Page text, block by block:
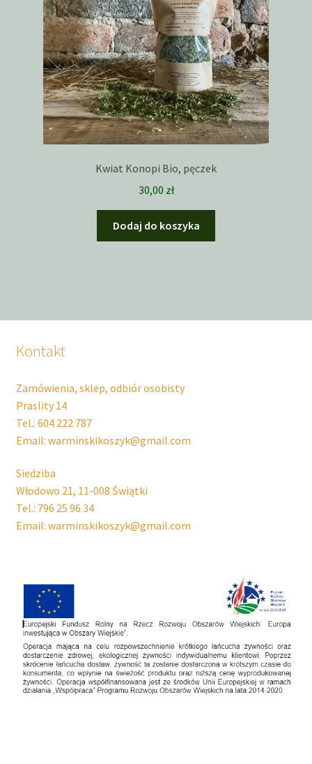
Kwiat Konopi Bio, pęczek
30,00 zł
Dodaj do koszyka
Kontakt
Zamówienia, sklep, odbiór osobisty
Praslity 14
Tel.: 604 222 787
Email: warminskikoszyk@gmail.com
Siedziba
Włodowo 21, 11-008 Świątki
Tel.: 796 25 96 34
Email: warminskikoszyk@gmail.com